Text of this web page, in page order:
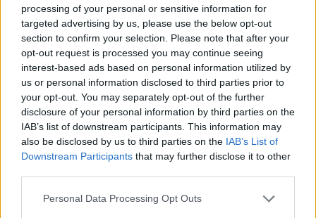
processing of your personal or sensitive information for
targeted advertising by us, please use the below opt-out
section to confirm your selection. Please note that after your
opt-out request is processed you may continue seeing
interest-based ads based on personal information utilized by
us or personal information disclosed to third parties prior to
your opt-out. You may separately opt-out of the further
disclosure of your personal information by third parties on the
IAB’s list of downstream participants. This information may
also be disclosed by us to third parties on the IAB’s List of
Downstream Participants that may further disclose it to other
Please note that this website/app uses one or more Google
Personal Data Processing Opt Outs
A Forma-1 lett a nyertes...
építészke• 2025. július 30.
Legalábbis, a 18-59-es célcsoportban. Ami pedig a
kereskedelmi televíziók csatáját illeti, ott a TV2 nyert
az RTL-lel szemben annak ellenére is, hogy mindkét
csatorna ismétlésekkel operált az elmúlt hét nagy
részében. Hétköznap esténként nemcsak a
"Szerencsekerék"-ből, hanem a "The Floor"-ból is